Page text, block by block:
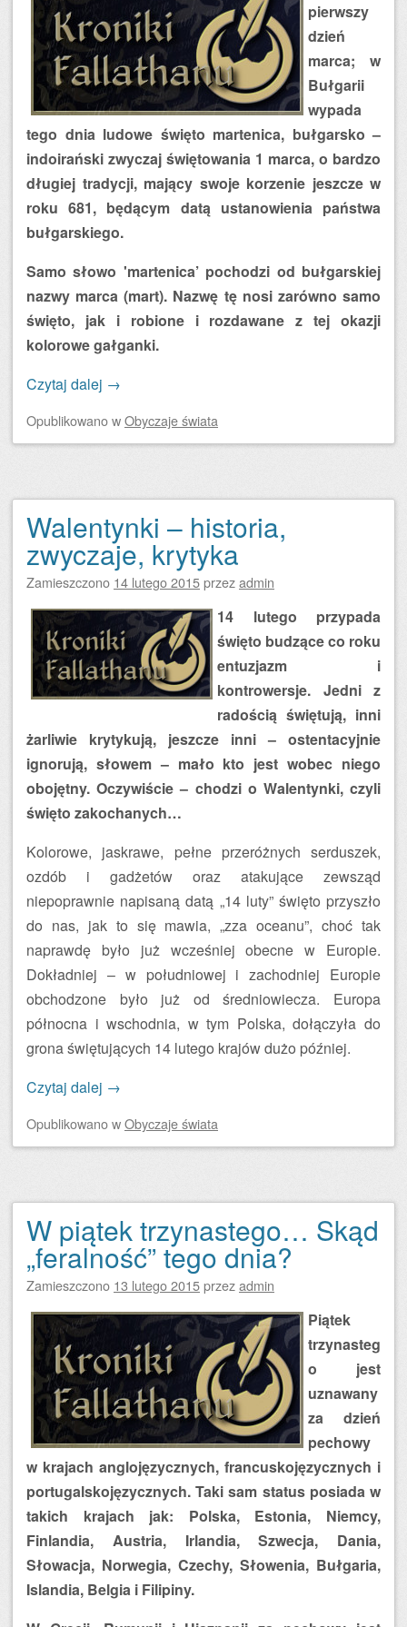
pierwszy
dzień
marca; w
Bułgarii
wypada
tego dnia ludowe święto martenica, bułgarsko –
indoirański zwyczaj świętowania 1 marca, o bardzo
długiej tradycji, mający swoje korzenie jeszcze w
roku 681, będącym datą ustanowienia państwa
bułgarskiego.
Samo słowo 'martenica’ pochodzi od bułgarskiej
nazwy marca (mart). Nazwę tę nosi zarówno samo
święto, jak i robione i rozdawane z tej okazji
kolorowe gałganki.
Czytaj dalej →
OpublikowanowObyczaje świata
Walentynki – historia,
zwyczaje, krytyka
Zamieszczono 14 lutego 2015przezadmin
14 lutego przypada
święto budzące co roku
entuzjazm i
kontrowersje. Jedni z
radością świętują, inni
żarliwie krytykują, jeszcze inni – ostentacyjnie
ignorują, słowem – mało kto jest wobec niego
obojętny. Oczywiście – chodzi o Walentynki, czyli
święto zakochanych…
Kolorowe, jaskrawe, pełne przeróżnych serduszek,
ozdób i gadżetów oraz atakujące zewsząd
niepoprawnie napisaną datą „14 luty” święto przyszło
do nas, jak to się mawia, „zza oceanu”, choć tak
naprawdę było już wcześniej obecne w Europie.
Dokładniej – w południowej i zachodniej Europie
obchodzone było już od średniowiecza. Europa
północna i wschodnia, w tym Polska, dołączyła do
grona świętujących 14 lutego krajów dużo później.
Czytaj dalej →
OpublikowanowObyczaje świata
W piątek trzynastego… Skąd
„feralność” tego dnia?
Zamieszczono 13 lutego 2015przezadmin
Piątek
trzynasteg
o jest
uznawany
za dzień
pechowy
w krajach anglojęzycznych, francuskojęzycznych i
portugalskojęzycznych. Taki sam status posiada w
takich krajach jak: Polska, Estonia, Niemcy,
Finlandia, Austria, Irlandia, Szwecja, Dania,
Słowacja, Norwegia, Czechy, Słowenia, Bułgaria,
Islandia, Belgia i Filipiny.